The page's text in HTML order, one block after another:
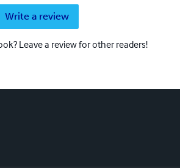
Write a review
Leave a review for other readers!